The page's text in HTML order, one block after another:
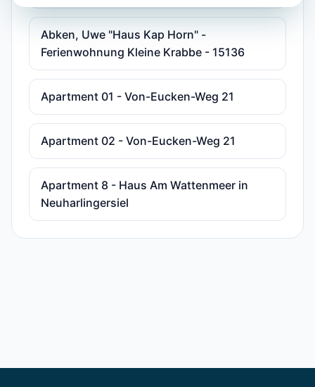
Abken, Uwe "Haus Kap Horn" -
Ferienwohnung Kleine Krabbe - 15136
Apartment 01 - Von-Eucken-Weg 21
Apartment 02 - Von-Eucken-Weg 21
Apartment 8 - Haus Am Wattenmeer in
Neuharlingersiel